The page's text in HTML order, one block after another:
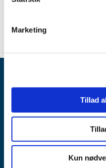
Marketing
Tillad
Kun
Lægemiddelstyrelsen
Axel Heides Gade 1
2300 København S